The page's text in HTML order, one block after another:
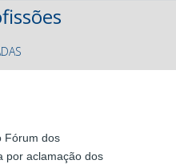
Fórum dos
por aclamação dos